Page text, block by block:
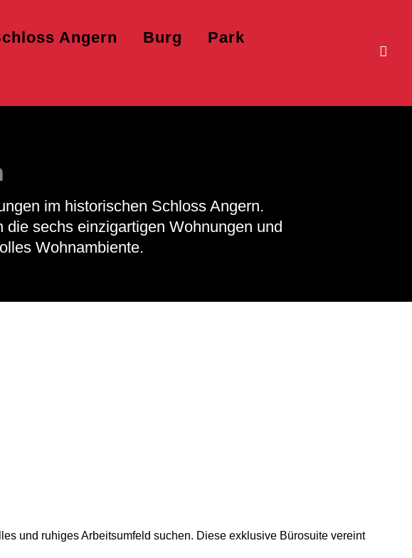
Angern Burg
Park
im historischen Schloss Angern.
sechs einzigartigen Wohnungen und
Wohnambiente.
und ruhiges Arbeitsumfeld suchen. Diese exklusive Bürosuite vereint